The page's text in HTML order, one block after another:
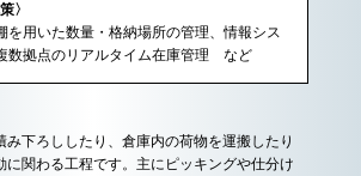
〉
を用いた数量・格納場所の管理、情報シス
数拠点のリアルタイム在庫管理 など
み下ろししたり、倉庫内の荷物を運搬したり
に関わる工程です。主にピッキングや仕分け